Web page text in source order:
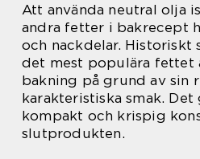
Att använda neutral olja
andra fetter i bakrecept
och nackdelar. Historiskt
det mest populära fettet
bakning på grund av sin
karakteristiska smak. Det
kompakt och krispig
slutprodukten.